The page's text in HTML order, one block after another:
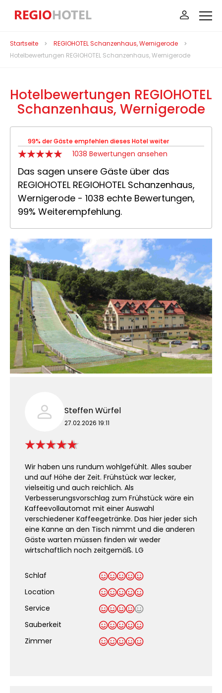
Startseite
REGIOHOTEL Schanzenhaus, Wernigerode
Hotelbewertungen REGIOHOTEL Schanzenhaus, Wernigerode
Hotelbewertungen REGIOHOTEL
Schanzenhaus, Wernigerode
99% der Gäste empfehlen dieses Hotel weiter
1038 Bewertungen ansehen
Das sagen unsere Gäste über das
REGIOHOTEL REGIOHOTEL Schanzenhaus,
Wernigerode - 1038 echte Bewertungen,
99% Weiterempfehlung.
Steffen Würfel
27.02.2026 19:11
Wir haben uns rundum wohlgefühlt. Alles sauber
und auf Höhe der Zeit. Frühstück war lecker,
vielseitig und auch reichlich. Als
Verbesserungsvorschlag zum Frühstück wäre ein
Kaffeevollautomat mit einer Auswahl
verschiedener Kaffeegetränke. Das hier jeder sich
eine Kanne an den Tisch nimmt und die anderen
Gäste warten müssen finden wir weder
wirtschaftlich noch zeitgemäß. LG
Schlaf
Location
Service
Sauberkeit
Zimmer